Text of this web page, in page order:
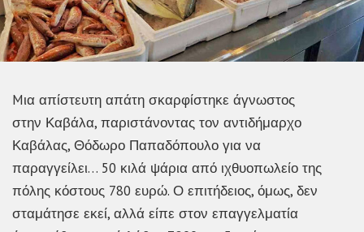
Mια απίστευτη απάτη σκαρφίστηκε άγνωστος
στην Καβάλα, παριστάνοντας τον αντιδήμαρχο
Καβάλας, Θόδωρο Παπαδόπουλο για να
παραγγείλει… 50 κιλά ψάρια από ιχθυοπωλείο της
πόλης κόστους 780 ευρώ. Ο επιτήδειος, όμως, δεν
σταμάτησε εκεί, αλλά είπε στον επαγγελματία